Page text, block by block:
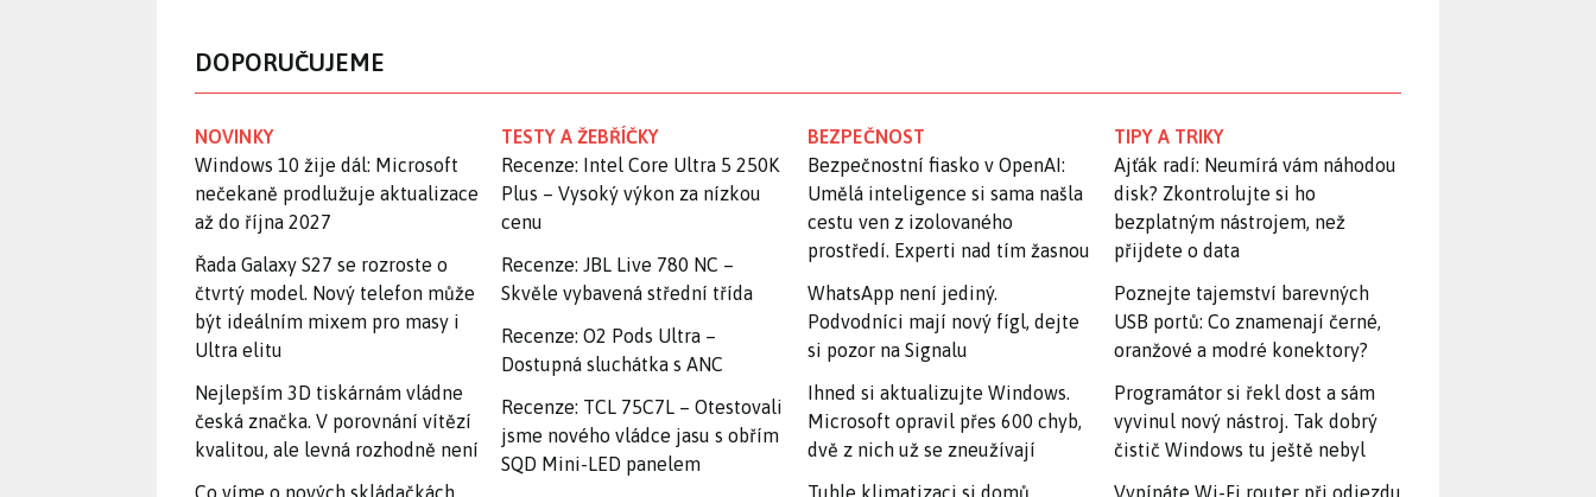
DOPORUČUJEME
NOVINKY
Windows 10 žije dál: Microsoft
nečekaně prodlužuje aktualizace
až do října 2027
Řada Galaxy S27 se rozroste o
čtvrtý model. Nový telefon může
být ideálním mixem pro masy i
Ultra elitu
Nejlepším 3D tiskárnám vládne
česká značka. V porovnání vítězí
kvalitou, ale levná rozhodně není
Co víme o nových skládačkách
TESTY A ŽEBŘÍČKY
Recenze: Intel Core Ultra 5 250K
Plus – Vysoký výkon za nízkou
cenu
Recenze: JBL Live 780 NC –
Skvěle vybavená střední třída
Recenze: O2 Pods Ultra –
Dostupná sluchátka s ANC
Recenze: TCL 75C7L – Otestovali
jsme nového vládce jasu s obřím
SQD Mini-LED panelem
BEZPEČNOST
Bezpečnostní fiasko v OpenAI:
Umělá inteligence si sama našla
cestu ven z izolovaného
prostředí. Experti nad tím žasnou
WhatsApp není jediný.
Podvodníci mají nový fígl, dejte
si pozor na Signalu
Ihned si aktualizujte Windows.
Microsoft opravil přes 600 chyb,
dvě z nich už se zneužívají
Tuhle klimatizaci si domů
TIPY A TRIKY
Ajťák radí: Neumírá vám náhodou
disk? Zkontrolujte si ho
bezplatným nástrojem, než
přijdete o data
Poznejte tajemství barevných
USB portů: Co znamenají černé,
oranžové a modré konektory?
Programátor si řekl dost a sám
vyvinul nový nástroj. Tak dobrý
čistič Windows tu ještě nebyl
Vypínáte Wi-Fi router při odjezdu